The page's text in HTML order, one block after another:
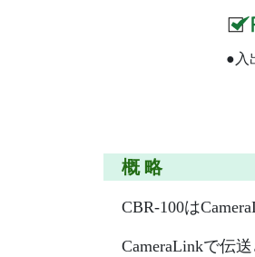
●入
概 略
CBR-100は
CameraLinkで伝